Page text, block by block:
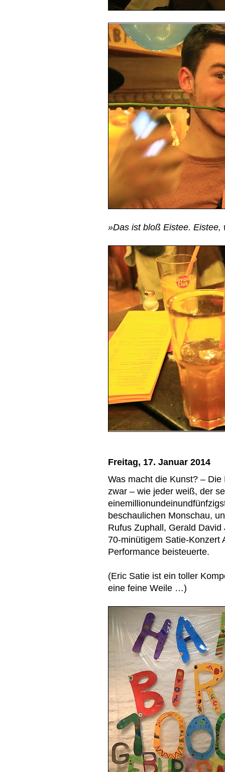
»Das ist bloß Eistee.
Freitag, 17. Januar 2014
Was macht die Kunst? –
zwar – wie jeder weiß, der
beschaulichen Monschau,
Rufus Zuphall, Gerald
70-minütigem Satie-Konzert
Performance beisteuerte.
(Eric Satie ist ein toller
eine feine Weile …)